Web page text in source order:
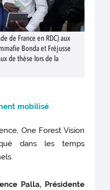
de France en RDC) aux
Bonda et Fréjusse
de thèse lors de la
mobilisé
One Forest Vision
dans les temps
Palla, Présidente